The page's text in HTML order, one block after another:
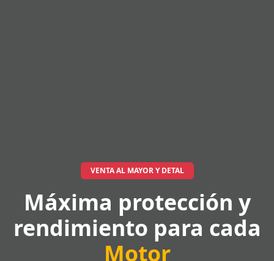
VENTA AL MAYOR Y DETAL
Máxima protección y
rendimiento para cada
Motor